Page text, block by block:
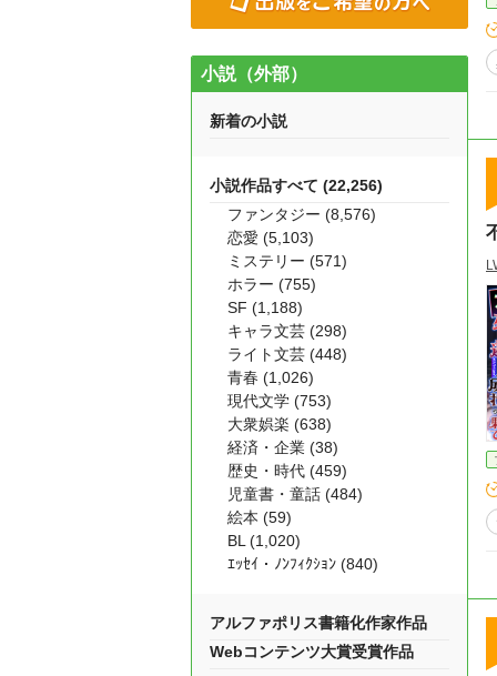
小説（外部）
新着の小説
小説作品すべて (22,256)
ファンタジー (8,576)
恋愛 (5,103)
ミステリー (571)
ホラー (755)
SF (1,188)
キャラ文芸 (298)
ライト文芸 (448)
青春 (1,026)
現代文学 (753)
大衆娯楽 (638)
経済・企業 (38)
歴史・時代 (459)
児童書・童話 (484)
絵本 (59)
BL (1,020)
ｴｯｾｲ・ﾉﾝﾌｨｸｼｮﾝ (840)
アルファポリス書籍化作家作品
Webコンテンツ大賞受賞作品